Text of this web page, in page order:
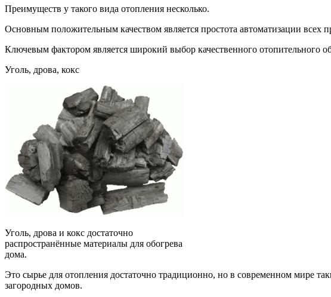
Преимуществ у такого вида отопления несколько.
Основным положительным качеством является простота автоматизации всех
Ключевым фактором является широкий выбор качественного отопительного
Уголь, дрова, кокс
Уголь, дрова и кокс достаточно
распространённые материалы для обогрева
дома.
Это сырье для отопления достаточно традиционно, но в современном мире
загородных домов.